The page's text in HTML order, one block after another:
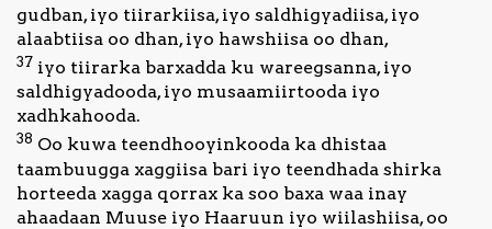
gudban, iyo tiirarkiisa, iyo saldhigyadiisa, iyo
alaabtiisa oo dhan, iyo hawshiisa oo dhan,
37 iyo tiirarka barxadda ku wareegsanna, iyo
saldhigyadooda, iyo musaamiirtooda iyo
xadhkahooda.
38 Oo kuwa teendhooyinkooda ka dhistaa
taambuugga xaggiisa bari iyo teendhada shirka
horteeda xagga qorrax ka soo baxa waa inay
ahaadaan Muuse iyo Haaruun iyo wiilashiisa, oo